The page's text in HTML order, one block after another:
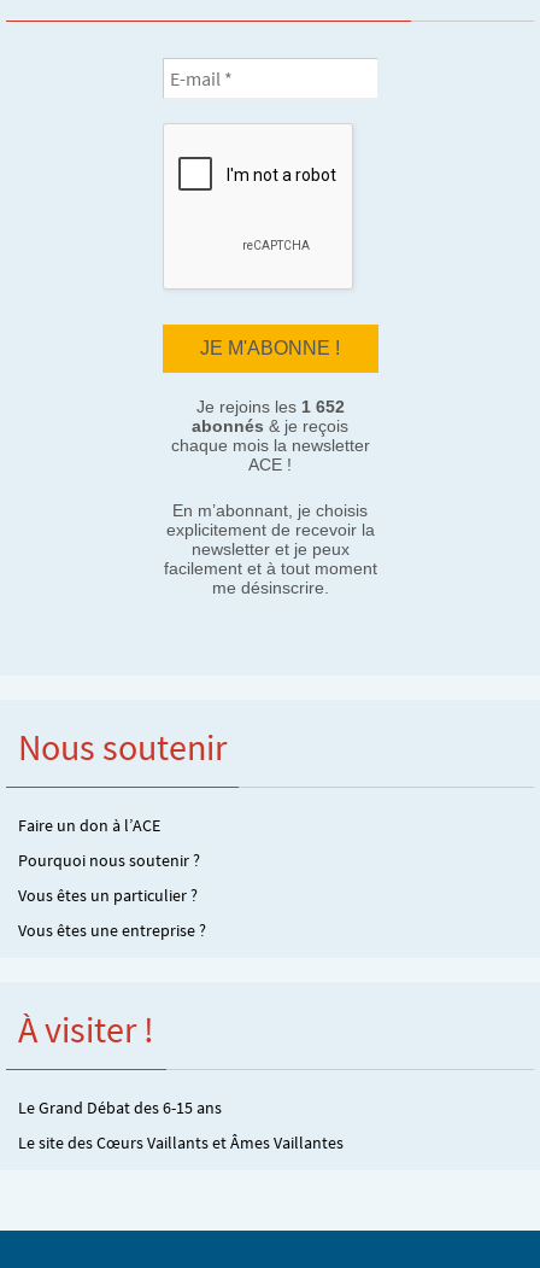
Je rejoins les 1 652
abonnés & je reçois
chaque mois la newsletter
ACE !
En m’abonnant, je choisis
explicitement de recevoir la
newsletter et je peux
facilement et à tout moment
me désinscrire.
Nous soutenir
Faire un don à l’ACE
Pourquoi nous soutenir ?
Vous êtes un particulier ?
Vous êtes une entreprise ?
À visiter !
Le Grand Débat des 6-15 ans
Le site des Cœurs Vaillants et Âmes Vaillantes